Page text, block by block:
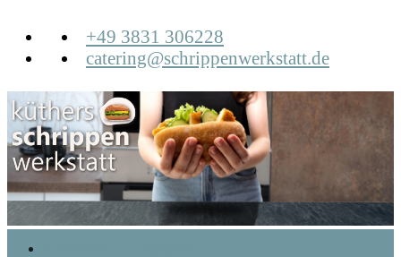
+49 3831 306228
catering@schrippenwerkstatt.de